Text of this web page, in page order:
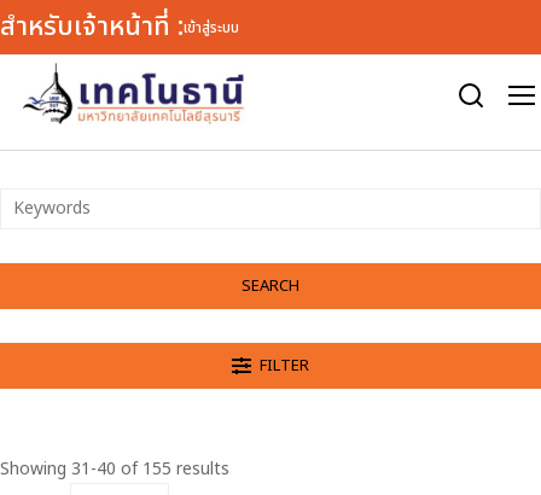
Warning: defined() expects exactly 1 parameter, 2 given in
/var/www/html/tn/wp-includes/load.php
สำหรับเจ้าหน้าที่ :เข้าสู่ระบบ
SEARCH
FILTER
Showing 31-40 of 155 results